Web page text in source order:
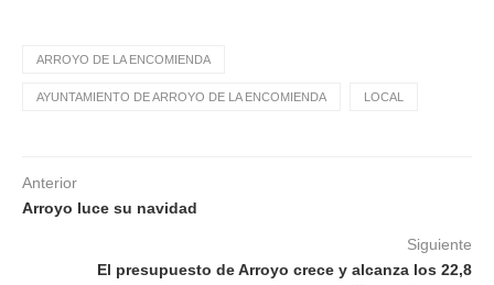
ARROYO DE LA ENCOMIENDA
AYUNTAMIENTO DE ARROYO DE LA ENCOMIENDA LOCAL
Anterior
Arroyo luce su navidad
Siguiente
El presupuesto de Arroyo crece y alcanza los 22,8